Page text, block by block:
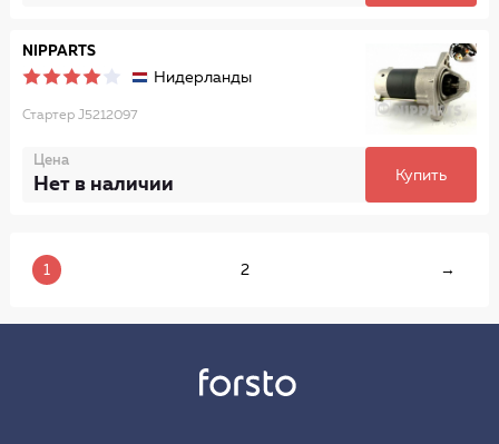
NIPPARTS
Нидерланды
Стартер J5212097
Цена
Нет в наличии Купить
1 2 →